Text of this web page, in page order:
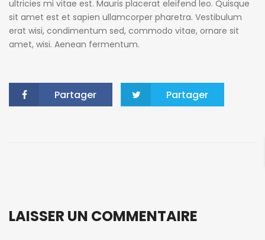
ultricies mi vitae est. Mauris placerat eleifend leo. Quisque
sit amet est et sapien ullamcorper pharetra. Vestibulum
erat wisi, condimentum sed, commodo vitae, ornare sit
amet, wisi. Aenean fermentum.
Partager Partager
LAISSER UN COMMENTAIRE